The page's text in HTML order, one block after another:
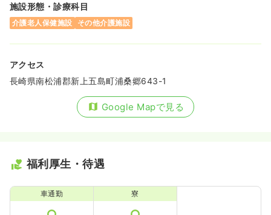
施設形態・診療科目
介護老人保健施設 その他介護施設
アクセス
長崎県南松浦郡新上五島町浦桑郷643-1
Google Mapで見る
福利厚生・待遇
車通勤 寮